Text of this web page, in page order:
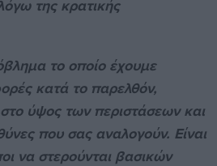
της κρατικής
το οποίο έχουμε
κατά το παρελθόν,
ύψος των περιστάσεων και
που σας αναλογούν. Είναι
να στερούνται βασικών